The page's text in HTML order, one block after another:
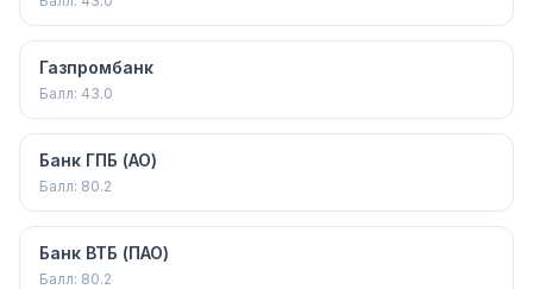
Газпромбанк
Балл: 43.0
Банк ГПБ (АО)
Балл: 80.2
Банк ВТБ (ПАО)
Балл: 80.2